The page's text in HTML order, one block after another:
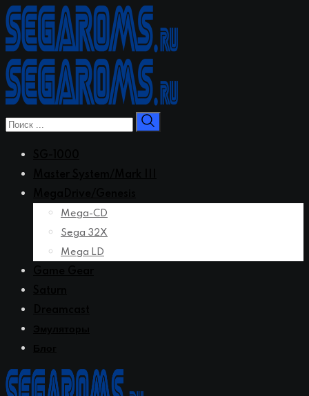
Перейти
к
контенту
Mega-CD
Sega 32X
Mega LD